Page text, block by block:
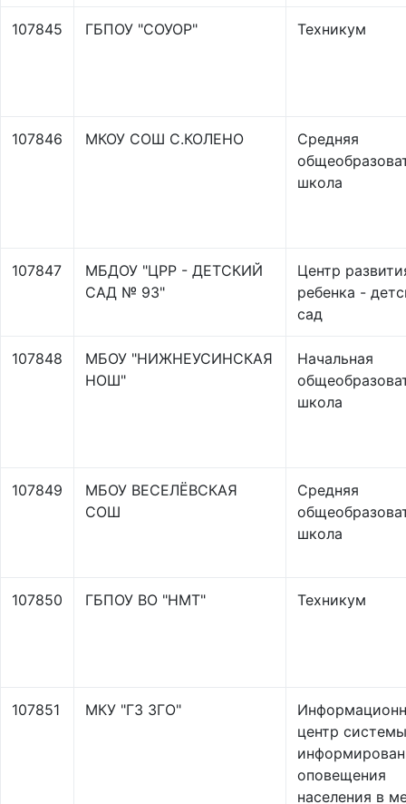
107845 ГБПОУ "СОУОР" Техникум
107846 МКОУ СОШ С.КОЛЕНО
Средняя
школа
107847
МБДОУ "ЦРР - ДЕТСКИЙ
САД № 93"
Центр
ребенка -
сад
107848
МБОУ "НИЖНЕУСИНСКАЯ
НОШ"
Начальная
школа
107849
МБОУ ВЕСЕЛЁВСКАЯ
СОШ
Средняя
школа
107850 ГБПОУ ВО "НМТ" Техникум
107851 МКУ "ГЗ ЗГО"
центр системы
оповещения
населения в